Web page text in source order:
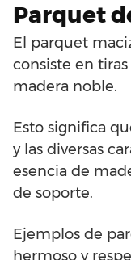
Parquet
El parquet
consiste en
madera noble.
Esto significa
y las diversas
esencia de
de soporte.
Ejemplos de
hermoso y